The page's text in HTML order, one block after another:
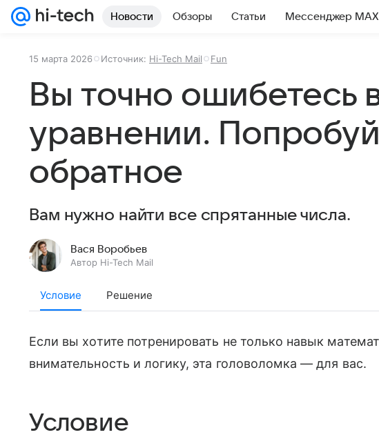
Новости Обзоры Статьи Мессенджер MAX
15 марта 2026 Источник: Hi-Tech Mail Fun
Вы точно ошибетесь
уравнении.
обратное
Вам нужно найти все спрятанные числа.
Вася Воробьев
Автор Hi-Tech Mail
Условие Решение
Если вы хотите потренировать не только навык
внимательность и логику, эта головоломка — для вас.
Условие